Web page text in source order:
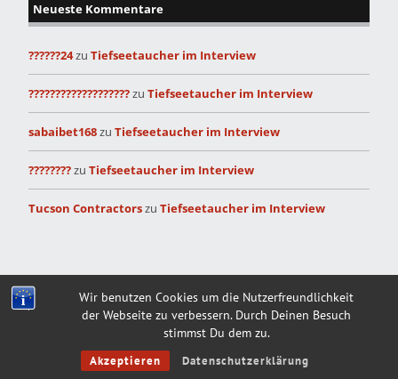
Wir benutzen Cookies um die Nutzerfreundlichkeit
der Webseite zu verbessern. Durch Deinen Besuch
stimmst Du dem zu.
Akzeptieren Datenschutzerklärung
Neueste Kommentare
??????24zu Tiefseetaucher im Interview
???????????????????zu Tiefseetaucher im Interview
sabaibet168zu Tiefseetaucher im Interview
????????zu Tiefseetaucher im Interview
Tucson Contractorszu Tiefseetaucher im Interview